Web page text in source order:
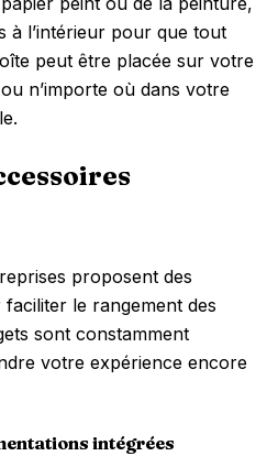
à l’intérieur pour que tout
peut être placée sur votre
n’importe où dans votre
proposent des
le rangement des
sont constamment
votre expérience encore
intégrées